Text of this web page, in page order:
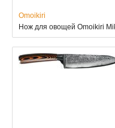
Omoikiri
Нож для овощей Omoikiri